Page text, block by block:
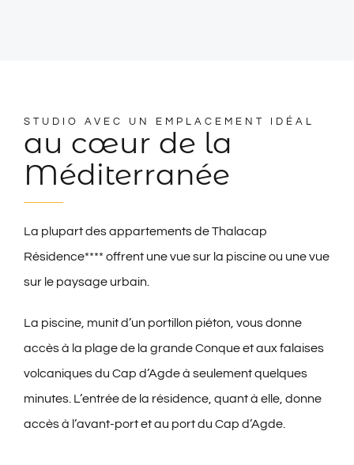
STUDIO AVEC UN EMPLACEMENT IDÉAL
au cœur de la
Méditerranée
La plupart des appartements de Thalacap
Résidence**** offrent une vue sur la piscine ou une vue
sur le paysage urbain.
La piscine , munit d’un portillon piéton, vousdonne
accès à la plage de la grande Conque et aux falaises
volcaniques du Cap d’Agde à seulement quelques
minutes . L’entrée de la résidence, quantà elle, donne
accès à l’avant-port et au port du Cap d’Agde.